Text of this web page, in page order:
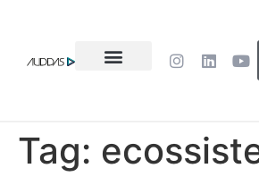
Tag: